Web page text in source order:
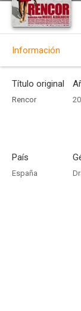
Información
Título original
Rencor
País
España